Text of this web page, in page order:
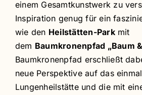
einem Gesamtkunstwerk zu
Inspiration genug für ein
wie den Heilstätten-Parkmit
dem Baumkronenpfad „Baum
Baumkronenpfad erschließt
neue Perspektive auf das
Lungenheilstätte und die mit